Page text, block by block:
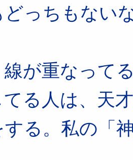
どっちもない
線が重なって
る人は、天
する。私の「